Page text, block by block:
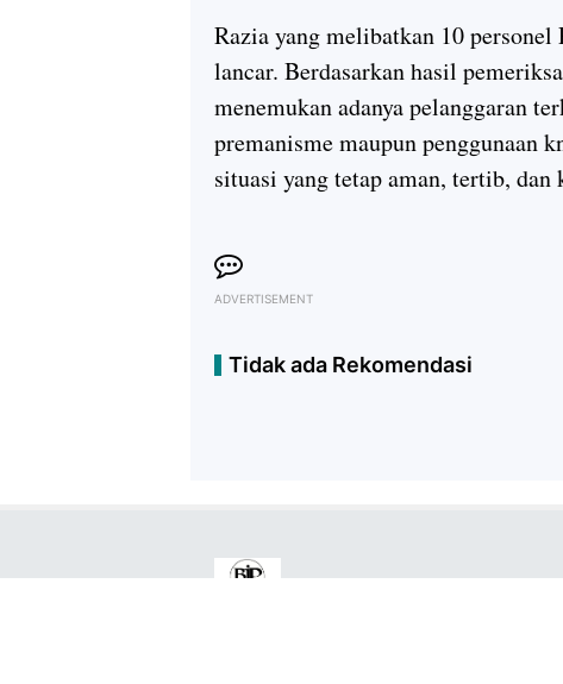
Razia yang melibatkan 10
lancar. Berdasarkan hasil
menemukan adanya pelanggaran
premanisme maupun penggunaan
situasi yang tetap aman, tertib, dan
ADVERTISEMENT
Tidak ada Rekomendasi